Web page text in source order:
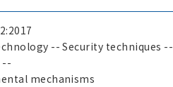
-- Security techniques --
--
mechanisms